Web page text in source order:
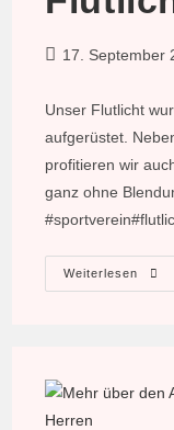
Beitrag
17. September
Unser Flutlicht
aufgerüstet.
profitieren wir
ganz ohne
Weiterlesen
Neue